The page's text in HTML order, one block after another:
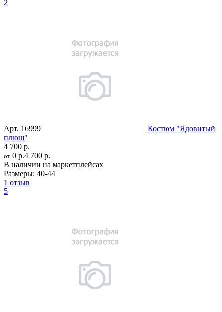
2
Арт. 16999
Костюм "Ядовитый
плющ"
4 700 р.
от 0 р.4 700 р.
В наличии на маркетплейсах
Размеры: 40-44
1 отзыв
5